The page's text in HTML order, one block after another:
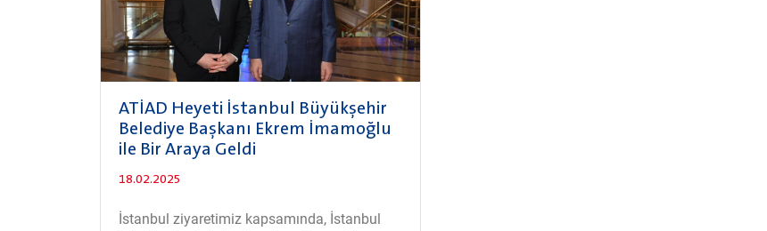
ATİAD Heyeti İstanbul Büyükşehir
Belediye Başkanı Ekrem İmamoğlu
ile Bir Araya Geldi
18.02.2025
İstanbul ziyaretimiz kapsamında, İstanbul